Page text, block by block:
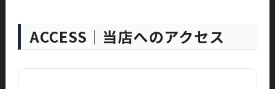
ACCESS｜当店へのアクセス